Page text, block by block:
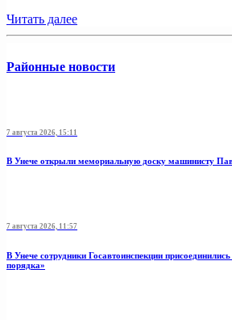
Читать далее
Районные новости
7 августа 2026, 15:11
В Унече открыли мемориальную доску машинисту
7 августа 2026, 11:57
В Унече сотрудники Госавтоинспекции
порядка»